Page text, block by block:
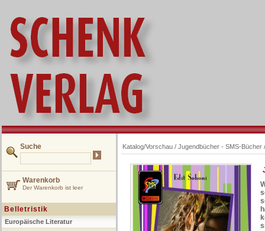
Suche
Warenkorb
Der Warenkorb ist leer
Belletristik
Europäische Literatur
Katalog/Vorschau / Jugendbücher - SMS-Bücher